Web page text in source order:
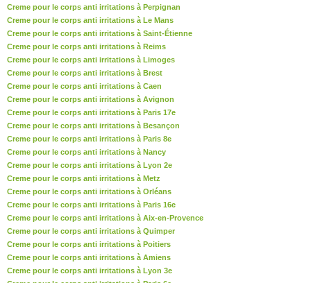
Creme pour le corps anti irritations à Perpignan
Creme pour le corps anti irritations à Le Mans
Creme pour le corps anti irritations à Saint-Étienne
Creme pour le corps anti irritations à Reims
Creme pour le corps anti irritations à Limoges
Creme pour le corps anti irritations à Brest
Creme pour le corps anti irritations à Caen
Creme pour le corps anti irritations à Avignon
Creme pour le corps anti irritations à Paris 17e
Creme pour le corps anti irritations à Besançon
Creme pour le corps anti irritations à Paris 8e
Creme pour le corps anti irritations à Nancy
Creme pour le corps anti irritations à Lyon 2e
Creme pour le corps anti irritations à Metz
Creme pour le corps anti irritations à Orléans
Creme pour le corps anti irritations à Paris 16e
Creme pour le corps anti irritations à Aix-en-Provence
Creme pour le corps anti irritations à Quimper
Creme pour le corps anti irritations à Poitiers
Creme pour le corps anti irritations à Amiens
Creme pour le corps anti irritations à Lyon 3e